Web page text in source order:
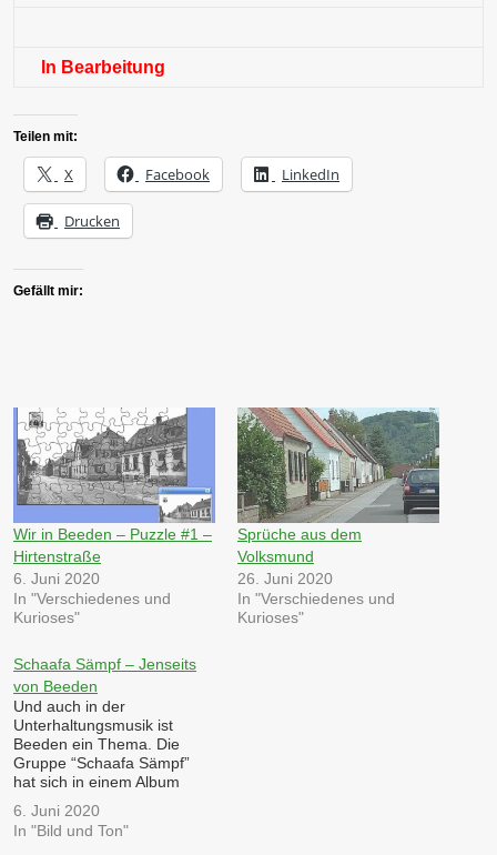
In Bearbeitung
Teilen mit:
X Facebook LinkedIn
Drucken
Gefällt mir:
Wir in Beeden – Puzzle #1 –
Hirtenstraße
6. Juni 2020
In "Verschiedenes und
Kurioses"
Sprüche aus dem
Volksmund
26. Juni 2020
In "Verschiedenes und
Kurioses"
Schaafa Sämpf – Jenseits
von Beeden
Und auch in der
Unterhaltungsmusik ist
Beeden ein Thema. Die
Gruppe “Schaafa Sämpf”
hat sich in einem Album
auch mit Beeden befasst.
Hören Sie mal hinein: Und
hier noch der Text: Wenn
6. Juni 2020
In "Bild und Ton"